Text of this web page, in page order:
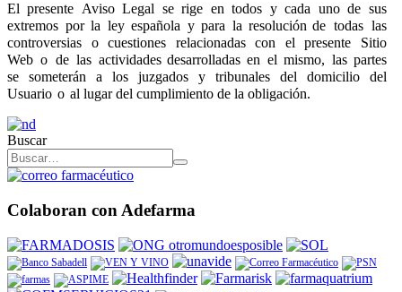
El presente Aviso Legal se rige en todos y cada uno de sus
extremos por la ley española y para la resolución de todas las
controversias
o cuestiones relacionadas con el presente
Sitio
Web o de las actividades desarrolladas en el mismo, las partes
se
someterán a los juzgados y tribunales del domicilio
del
Usuario o al lugar del cumplimiento de la obligación.
Buscar
Colaboran con Adefarma